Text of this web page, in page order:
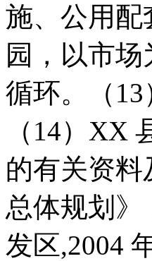
施、公用配
园，以市
循环。（
（14）XX
的有关资
总体规划》
发区,2004